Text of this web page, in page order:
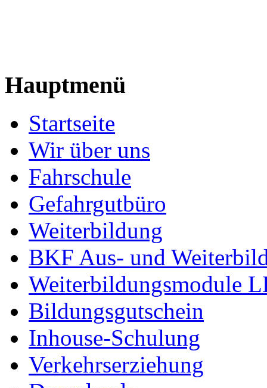
Hauptmenü
Startseite
Wir über uns
Fahrschule
Gefahrgutbüro
Weiterbildung
BKF Aus- und
Weiterbildungsmodule
Bildungsgutschein
Inhouse-Schulung
Verkehrserziehung